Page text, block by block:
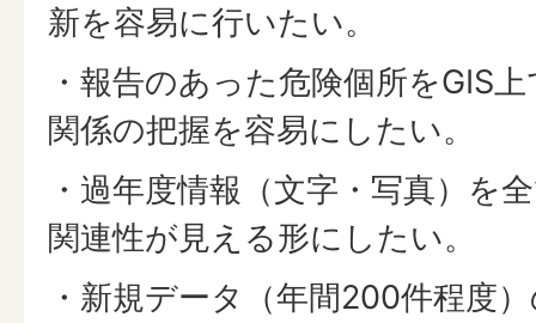
新を容易に行いたい。
・報告のあった危険個所をGIS
関係の把握を容易にしたい。
・過年度情報（文字・写真）を
関連性が見える形にしたい。
・新規データ（年間200件程度